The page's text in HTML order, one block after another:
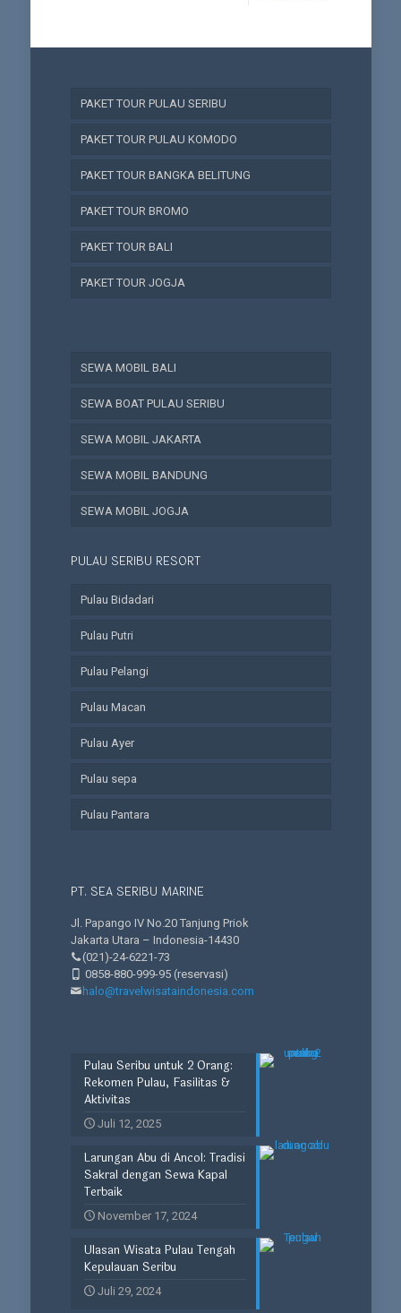
PAKET TOUR PULAU SERIBU
PAKET TOUR PULAU KOMODO
PAKET TOUR BANGKA BELITUNG
PAKET TOUR BROMO
PAKET TOUR BALI
PAKET TOUR JOGJA
SEWA MOBIL BALI
SEWA BOAT PULAU SERIBU
SEWA MOBIL JAKARTA
SEWA MOBIL BANDUNG
SEWA MOBIL JOGJA
PULAU SERIBU RESORT
Pulau Bidadari
Pulau Putri
Pulau Pelangi
Pulau Macan
Pulau Ayer
Pulau sepa
Pulau Pantara
PT. SEA SERIBU MARINE
Jl. Papango IV No.20 Tanjung Priok
Jakarta Utara – Indonesia-14430
(021)-24-6221-73
0858-880-999-95(reservasi)
halo@travelwisataindonesia.com
Pulau Seribu untuk 2 Orang:
Rekomen Pulau, Fasilitas &
Aktivitas
Juli 12, 2025
Larungan Abu di Ancol: Tradisi
Sakral dengan Sewa Kapal
Terbaik
November 17, 2024
Ulasan Wisata Pulau Tengah
Kepulauan Seribu
Juli 29, 2024